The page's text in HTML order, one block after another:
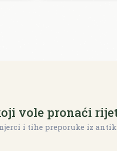
vole pronaći
i tihe preporuke iz